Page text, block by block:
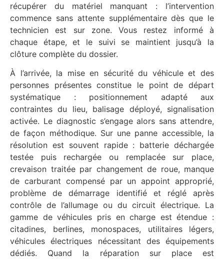
récupérer du matériel manquant : l’intervention
commence sans attente supplémentaire dès que le
technicien est sur zone. Vous restez informé à
chaque étape, et le suivi se maintient jusqu’à la
clôture complète du dossier.
À l’arrivée, la mise en sécurité du véhicule et des
personnes présentes constitue le point de départ
systématique : positionnement adapté aux
contraintes du lieu, balisage déployé, signalisation
activée. Le diagnostic s’engage alors sans attendre,
de façon méthodique. Sur une panne accessible, la
résolution est souvent rapide : batterie déchargée
testée puis rechargée ou remplacée sur place,
crevaison traitée par changement de roue, manque
de carburant compensé par un appoint approprié,
problème de démarrage identifié et réglé après
contrôle de l’allumage ou du circuit électrique. La
gamme de véhicules pris en charge est étendue :
citadines, berlines, monospaces, utilitaires légers,
véhicules électriques nécessitant des équipements
dédiés. Quand la réparation sur place est